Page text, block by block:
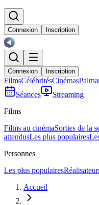
Connexion Inscription
Connexion Inscription
FilmsCélébritésCinémas
Séances
Streaming
Films
Films au cinémaSorties de la
attendusLes plus populaires
Personnes
Les plus populaires
Accueil